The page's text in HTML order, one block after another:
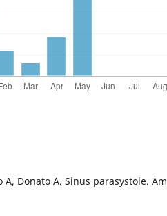
A, Donato A. Sinus parasystole. Am